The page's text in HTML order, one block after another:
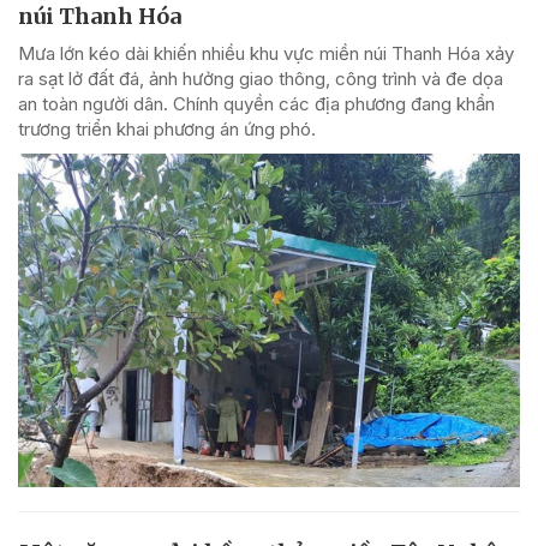
núi Thanh Hóa
Mưa lớn kéo dài khiến nhiều khu vực miền núi Thanh Hóa xảy
ra sạt lở đất đá, ảnh hưởng giao thông, công trình và đe dọa
an toàn người dân. Chính quyền các địa phương đang khẩn
trương triển khai phương án ứng phó.